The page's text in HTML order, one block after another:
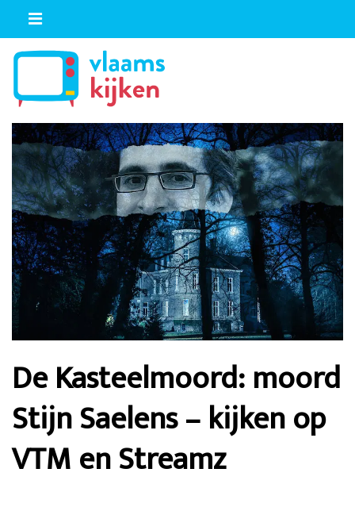
De Kasteelmoord: moord
Stijn Saelens – kijken op
VTM en Streamz